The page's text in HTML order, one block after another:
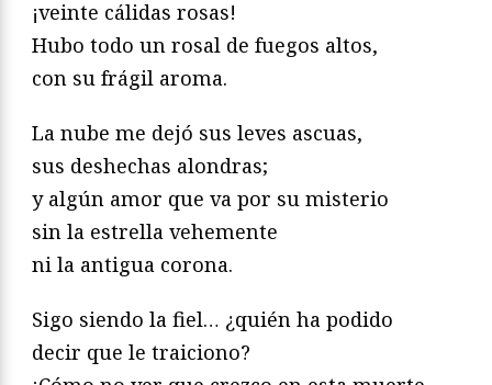
¡veinte cálidas rosas!
Hubo todo un rosal de fuegos altos,
con su frágil aroma.
La nube me dejó sus leves ascuas,
sus deshechas alondras;
y algún amor que va por su misterio
sin la estrella vehemente
ni la antigua corona.
Sigo siendo la fiel… ¿quién ha podido
decir que le traiciono?